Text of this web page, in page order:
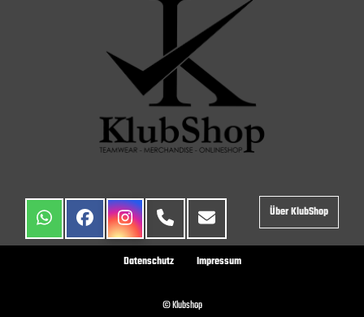
Über KlubShop
Datenschutz Impressum
© Klubshop